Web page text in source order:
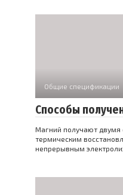
Общие спецификации
Способы
Магний получают
термическим
непрерывным